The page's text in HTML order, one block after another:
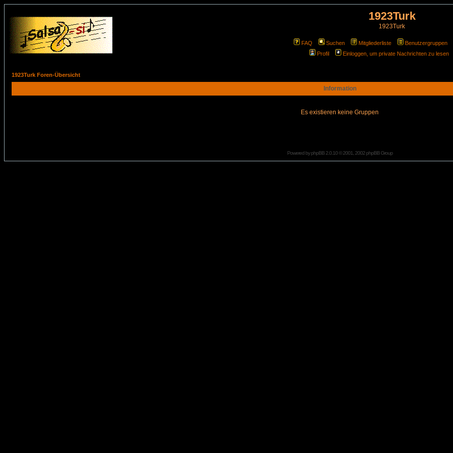
1923Turk
1923Turk
FAQ Suchen Mitgliederliste Benutzergruppen
Profil
Einloggen, um private Nachrichten zu lesen
1923Turk Foren-Übersicht
Information
Es existieren keine Gruppen
Powered byphpBB2.0.10 © 2001, 2002 phpBB Group